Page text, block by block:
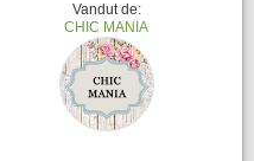
Vandut de:
CHIC MANIA